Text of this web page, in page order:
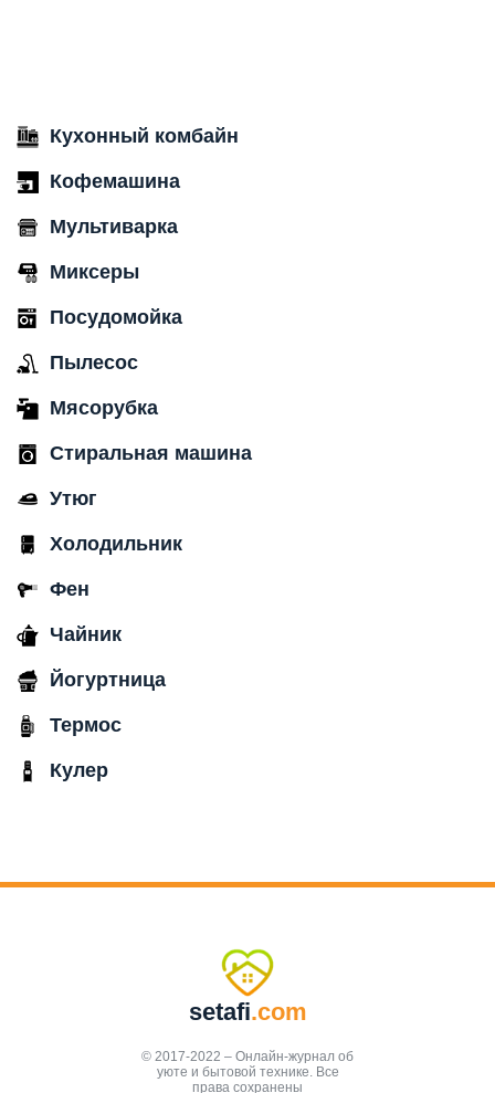
Кухонный комбайн
Кофемашина
Мультиварка
Миксеры
Посудомойка
Пылесос
Мясорубка
Стиральная машина
Утюг
Холодильник
Фен
Чайник
Йогуртница
Термос
Кулер
setafi.com
© 2017-2022 – Онлайн-журнал об
уюте и бытовой технике. Все
права сохранены